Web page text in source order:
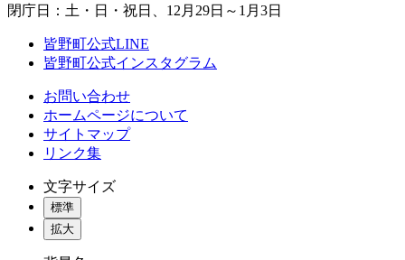
閉庁日：土・日・祝日、12月29日～1月3日
皆野町公式LINE
皆野町公式インスタグラム
お問い合わせ
ホームページについて
サイトマップ
リンク集
文字サイズ
標準
拡大